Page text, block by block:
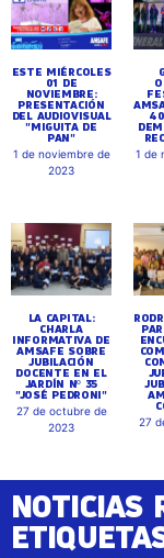
ESTE MIÉRCOLES
01 DE
NOVIEMBRE:
PRESENTACIÓN
DEL AUDIOVISUAL
"MIGUITA DE
PAN"
1 de noviembre de
2023
1 de
LA CAPITAL:
CHARLA
INFORMATIVA DE
AMSAFE SOBRE
JUBILACIÓN
DOCENTE EN EL
JARDÍN Nº 35
"JOSÉ PEDRONI"
27 de octubre de
2023
27
NOTICIAS